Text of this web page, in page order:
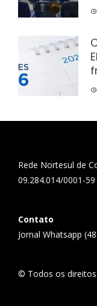
Rede Nortesul de
09.284.014/0001-59
Contato
Jornal Whatsapp
© Todos os